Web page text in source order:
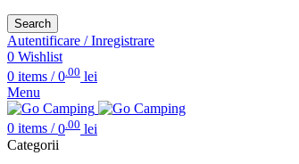
Search
Autentificare / Inregistrare
0 Wishlist
0 items / 0.00 lei
Menu
0 items / 0 .00 lei
Categorii